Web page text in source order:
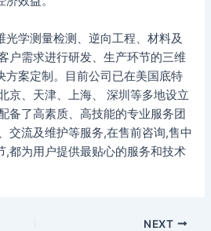
光学测量检测、逆向工程、材料及
户需求进行研发、生产环节的三维
方案定制。目前公司已在美国底特
京、天津、上海、 深圳等多地设立
备了高素质、高技能的专业服务团
交流及维护等服务,在售前咨询,售中
,都为用户提供最贴心的服务和技术
NEXT